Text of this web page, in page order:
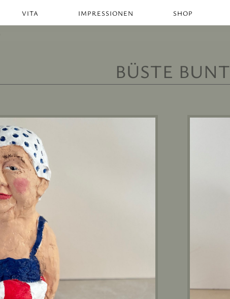
VITA IMPRESSIONEN SHOP
BÜSTE BUNT